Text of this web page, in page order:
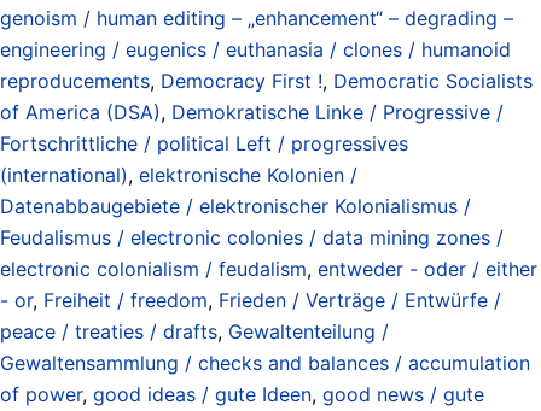
genoism / human editing – „enhancement“ – degrading –
engineering / eugenics / euthanasia / clones / humanoid
reproducements, Democracy First !, Democratic Socialists
of America (DSA), Demokratische Linke / Progressive /
Fortschrittliche / political Left / progressives
(international), elektronische Kolonien /
Datenabbaugebiete / elektronischer Kolonialismus /
Feudalismus / electronic colonies / data mining zones /
electronic colonialism / feudalism, entweder - oder / either
- or, Freiheit / freedom, Frieden / Verträge / Entwürfe /
peace / treaties / drafts, Gewaltenteilung /
Gewaltensammlung / checks and balances / accumulation
of power, good ideas / gute Ideen, good news / gute